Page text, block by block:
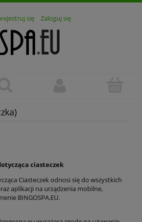
się Zaloguj się
ciasteczek
Ciasteczek odnosi się do wszystkich
aplikacji na urządzenia mobilne,
BINGOSPA.EU.